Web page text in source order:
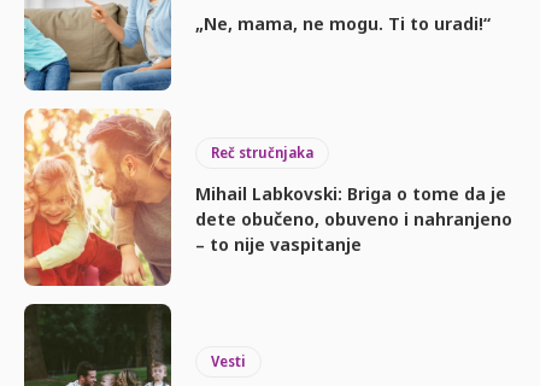
„Ne, mama, ne mogu. Ti to uradi!“
Reč stručnjaka
Mihail Labkovski: Briga o tome da je
dete obučeno, obuveno i nahranjeno
– to nije vaspitanje
Vesti